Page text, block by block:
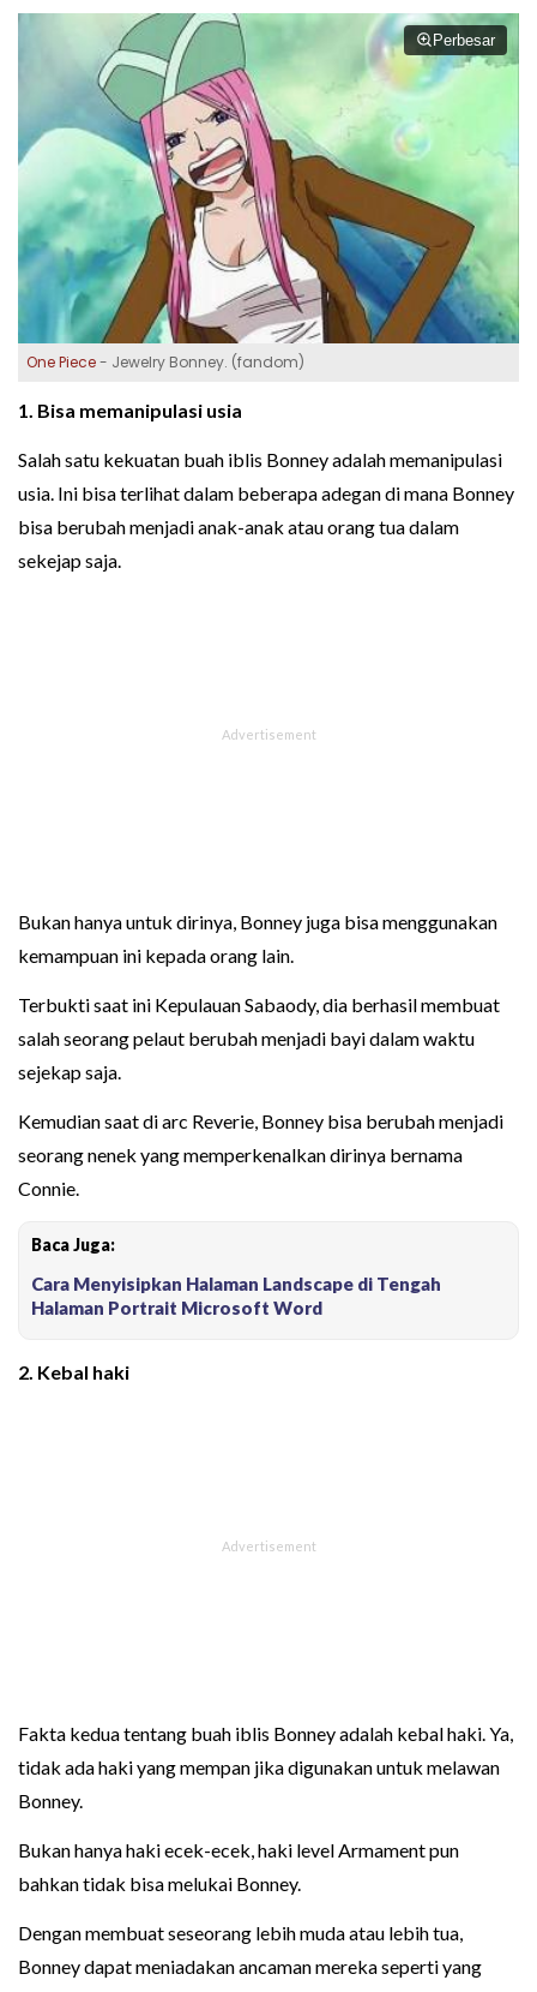
Perbesar
One Piece- Jewelry Bonney. (fandom)
1. Bisa memanipulasi usia
Salah satu kekuatan buah iblis Bonney adalah memanipulasi
usia. Ini bisa terlihat dalam beberapa adegan di mana Bonney
bisa berubah menjadi anak-anak atau orang tua dalam
sekejap saja.
Bukan hanya untuk dirinya, Bonney juga bisa menggunakan
kemampuan ini kepada orang lain.
Terbukti saat ini Kepulauan Sabaody, dia berhasil membuat
salah seorang pelaut berubah menjadi bayi dalam waktu
sejekap saja.
Kemudian saat di arc Reverie, Bonney bisa berubah menjadi
seorang nenek yang memperkenalkan dirinya bernama
Connie.
Baca Juga:
Cara Menyisipkan Halaman Landscape di Tengah
Halaman Portrait Microsoft Word
2. Kebal haki
Fakta kedua tentang buah iblis Bonney adalah kebal haki. Ya,
tidak ada haki yang mempan jika digunakan untuk melawan
Bonney.
Bukan hanya haki ecek-ecek, haki level Armament pun
bahkan tidak bisa melukai Bonney.
Dengan membuat seseorang lebih muda atau lebih tua,
Bonney dapat meniadakan ancaman mereka seperti yang